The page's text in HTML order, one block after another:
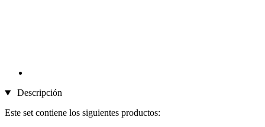
Descripción
Este set contiene los siguientes productos: